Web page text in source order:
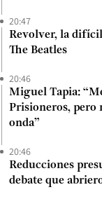
20:47
Revolver, la
The Beatles
20:46
Miguel Tapia:
Prisioneros,
onda”
20:46
Reducciones
debate que